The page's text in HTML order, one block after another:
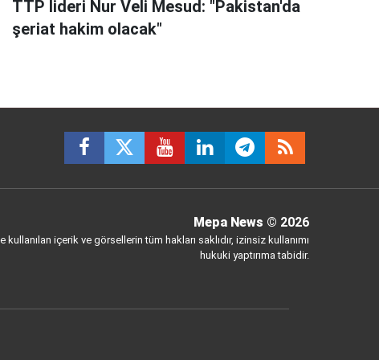
TTP lideri Nur Veli Mesud: "Pakistan'da
şeriat hakim olacak"
Mepa News © 2026
kullanılan içerik ve görsellerin tüm hakları saklıdır, izinsiz kullanımı
hukuki yaptırıma tabidir.